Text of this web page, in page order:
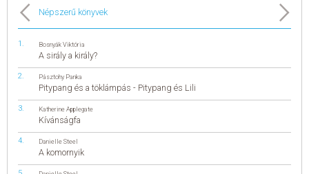
Népszerű könyvek
Bosnyák Viktória
A sirály a király?
Pásztohy Panka
Pitypang és a töklámpás - Pitypang és Lili
Katherine Applegate
Kívánságfa
Danielle Steel
A komornyik